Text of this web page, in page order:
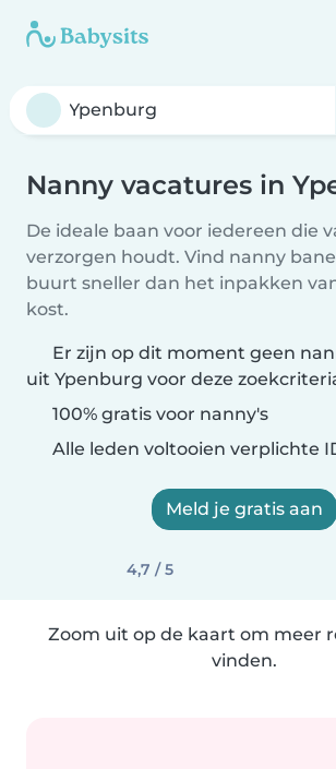
Nanny vacatures in
De ideale baan voor iedereen die
verzorgen houdt. Vind nanny
buurt sneller dan het inpakken
kost.
Er zijn op dit moment geen
uit Ypenburg voor deze
100% gratis voor nanny's
Alle leden voltooien verplichte
Meld je gratis aan
4,7 / 5
Zoom uit op de kaart om meer
vinden.